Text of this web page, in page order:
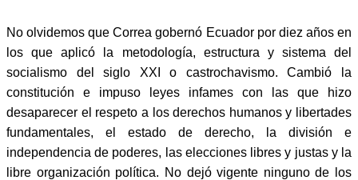
No olvidemos que Correa gobernó Ecuador por diez años en
los que aplicó la metodología, estructura y sistema del
socialismo del siglo XXI o castrochavismo. Cambió la
constitución e impuso leyes infames con las que hizo
desaparecer el respeto a los derechos humanos y libertades
fundamentales, el estado de derecho, la división e
independencia de poderes, las elecciones libres y justas y la
libre organización política. No dejó vigente ninguno de los